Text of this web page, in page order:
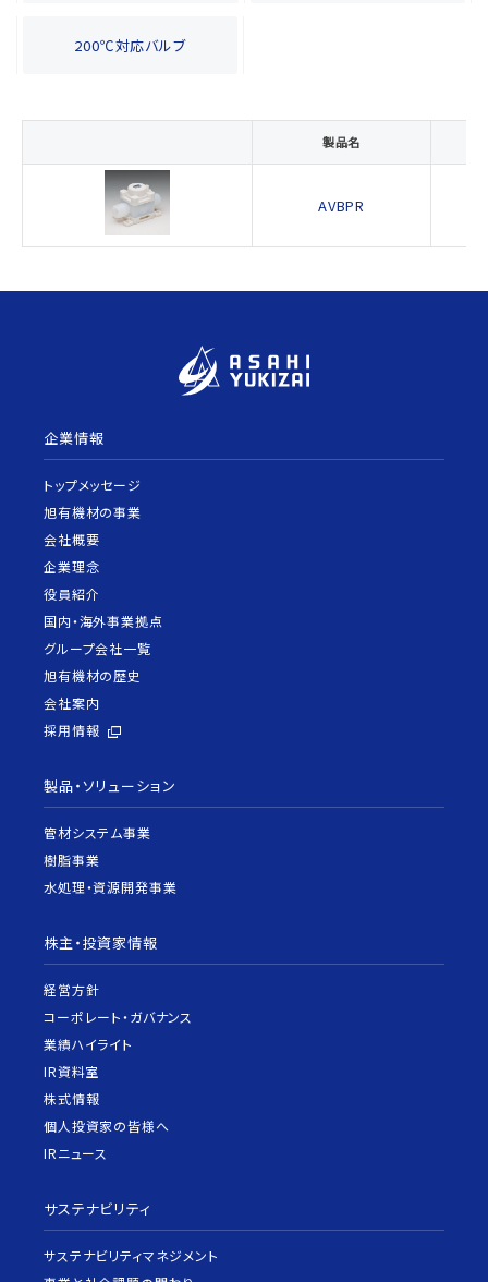
200℃対応バルブ
製品名
AVBPR
企業情報
トップメッセージ
旭有機材の事業
会社概要
企業理念
役員紹介
国内・海外事業拠点
グループ会社一覧
旭有機材の歴史
会社案内
採用情報
製品・ソリューション
管材システム事業
樹脂事業
水処理・資源開発事業
株主・投資家情報
経営方針
コーポレート・ガバナンス
業績ハイライト
IR資料室
株式情報
個人投資家の皆様へ
IRニュース
サステナビリティ
サステナビリティマネジメント